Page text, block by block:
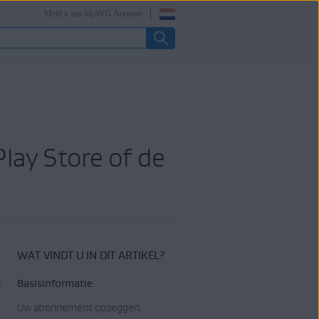
Meld u aan bij AVG Account
Store of de
WAT VINDT U IN DIT ARTIKEL?
Basisinformatie
Uw abonnement opzeggen